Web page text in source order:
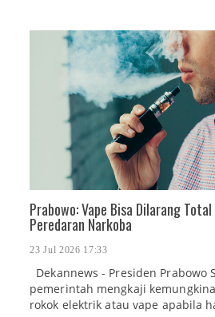
Prabowo: Vape Bisa Dilarang
Peredaran Narkoba
23 Jul 2026 17:33
Dekannews - Presiden Prabowo
pemerintah mengkaji
rokok elektrik atau vape apabila